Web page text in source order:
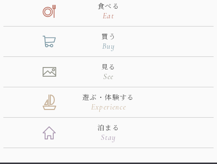
食べる
Eat
買う
Buy
見る
See
遊ぶ・体験する
Experience
泊まる
Stay